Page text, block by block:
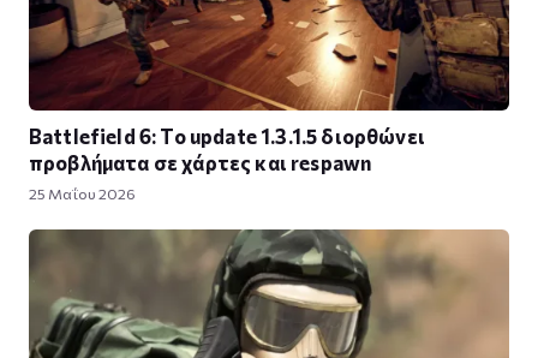
Battlefield 6: Το update 1.3.1.5 διορθώνει
προβλήματα σε χάρτες και respawn
25 Μαΐου 2026